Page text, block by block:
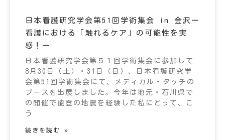
日本看護研究学会第51回学術集会 in 金沢ー
看護における「触れるケア」の可能性を実
感！ー
日本看護研究学会第５１回学術集会に参加して
8月30日（土）・31日（日）、日本看護研究学
会第51回学術集会にて、メディカル・タッチの
ブースを出展しました。今年は地元・石川県で
の開催で能登の地震を経験した私にとって、こ
う
続きを読む »